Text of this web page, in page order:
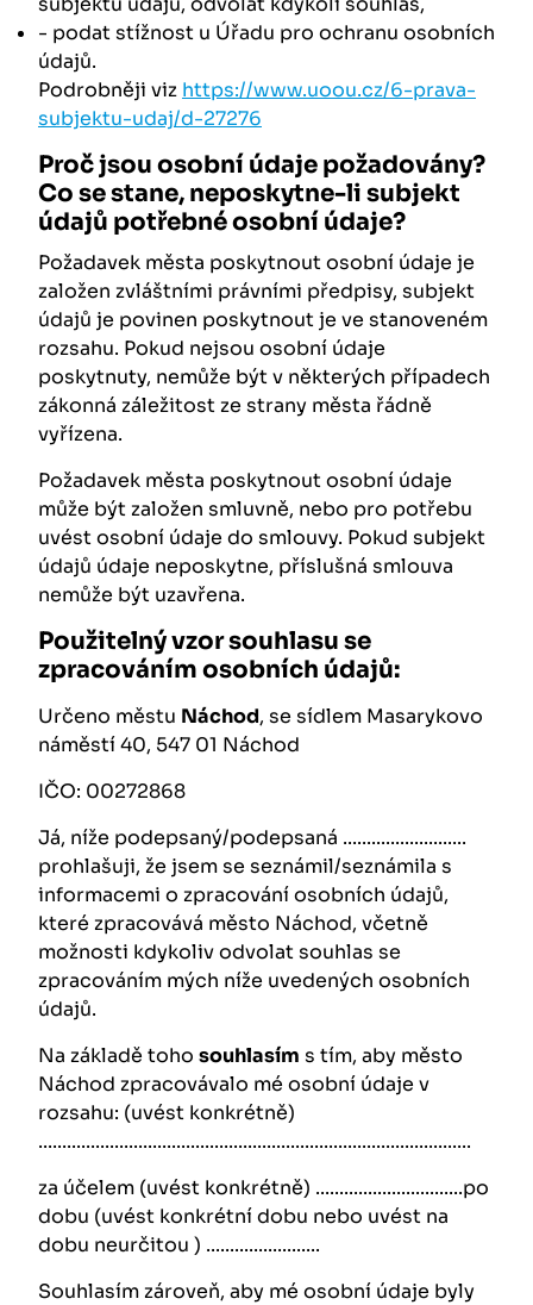
- podat stížnost u Úřadu pro ochranu osobních
údajů.
Podrobněji viz https://www.uoou.cz/6-prava-
subjektu-udaj/d-27276
Proč jsou osobní údaje požadovány?
Co se stane, neposkytne-li subjekt
údajů potřebné osobní údaje?
Požadavek města poskytnout osobní údaje je
založen zvláštními právními předpisy, subjekt
údajů je povinen poskytnout je ve stanoveném
rozsahu. Pokud nejsou osobní údaje
poskytnuty, nemůže být v některých případech
zákonná záležitost ze strany města řádně
vyřízena.
Požadavek města poskytnout osobní údaje
může být založen smluvně, nebo pro potřebu
uvést osobní údaje do smlouvy. Pokud subjekt
údajů údaje neposkytne, příslušná smlouva
nemůže být uzavřena.
Použitelný vzor souhlasu se
zpracováním osobních údajů:
Určeno městu Náchod, se sídlem Masarykovo
náměstí 40, 547 01 Náchod
IČO: 00272868
Já, níže podepsaný/podepsaná ..........................
prohlašuji, že jsem se seznámil/seznámila s
informacemi o zpracování osobních údajů,
které zpracovává město Náchod, včetně
možnosti kdykoliv odvolat souhlas se
zpracováním mých níže uvedených osobních
údajů.
Na základě toho souhlasím s tím, aby město
Náchod zpracovávalo mé osobní údaje v
rozsahu: (uvést konkrétně)
...........................................................................................
za účelem (uvést konkrétně) ...............................po
dobu (uvést konkrétní dobu nebo uvést na
dobu neurčitou ) ........................
Souhlasím zároveň, aby mé osobní údaje byly